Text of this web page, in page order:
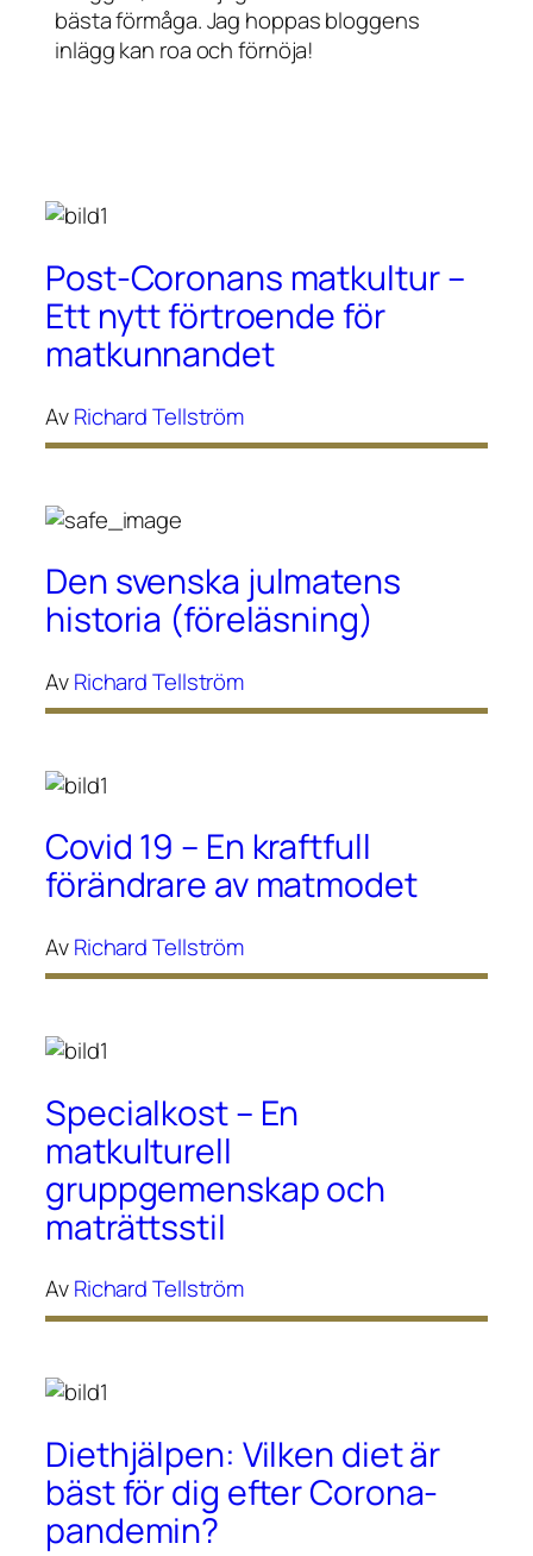
bästa förmåga. Jag hoppas bloggens
inlägg kan roa och förnöja!
Post-Coronans matkultur –
Ett nytt förtroende för
matkunnandet
AvRichard Tellström
Den svenska julmatens
historia (föreläsning)
AvRichard Tellström
Covid 19 – En kraftfull
förändrare av matmodet
AvRichard Tellström
Specialkost – En
matkulturell
gruppgemenskap och
maträttsstil
AvRichard Tellström
Diethjälpen: Vilken diet är
bäst för dig efter Corona-
pandemin?